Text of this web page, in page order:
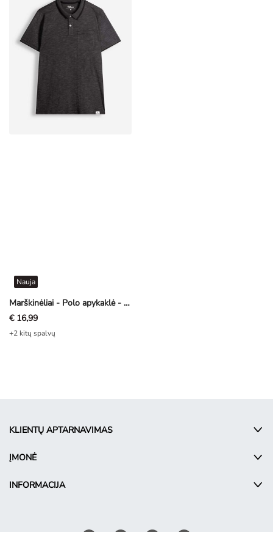
Marškinėliai - Polo apykaklė - tamsiai pilka
Nauja
€ 16,99
+2 kitų spalvų
KLIENTŲ APTARNAVIMAS
ĮMONĖ
INFORMACIJA